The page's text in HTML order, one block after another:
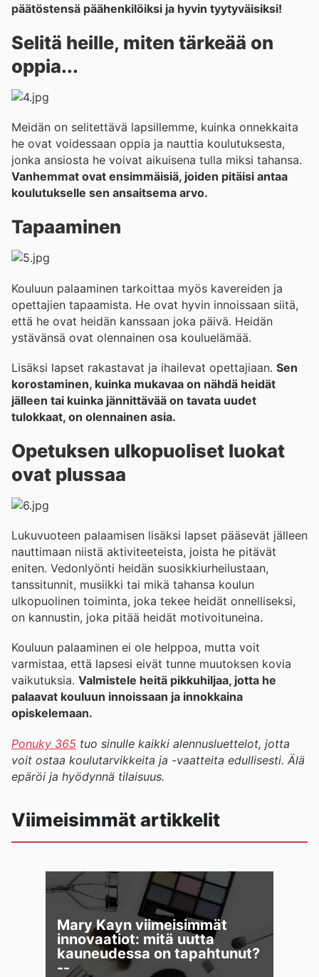
päätöstensä päähenkilöiksi ja hyvin tyytyväisiksi!
Selitä heille, miten tärkeää on
oppia...
Meidän on selitettävä lapsillemme, kuinka onnekkaita
he ovat voidessaan oppia ja nauttia koulutuksesta,
jonka ansiosta he voivat aikuisena tulla miksi tahansa.
Vanhemmat ovat ensimmäisiä, joiden pitäisi antaa
koulutukselle sen ansaitsema arvo.
Tapaaminen
Kouluun palaaminen tarkoittaa myös kavereiden ja
opettajien tapaamista. He ovat hyvin innoissaan siitä,
että he ovat heidän kanssaan joka päivä. Heidän
ystävänsä ovat olennainen osa kouluelämää.
Lisäksi lapset rakastavat ja ihailevat opettajiaan. Sen
korostaminen, kuinka mukavaa on nähdä heidät
jälleen tai kuinka jännittävää on tavata uudet
tulokkaat, on olennainen asia.
Opetuksen ulkopuoliset luokat
ovat plussaa
Lukuvuoteen palaamisen lisäksi lapset pääsevät jälleen
nauttimaan niistä aktiviteeteista, joista he pitävät
eniten. Vedonlyönti heidän suosikkiurheilustaan,
tanssitunnit, musiikki tai mikä tahansa koulun
ulkopuolinen toiminta, joka tekee heidät onnelliseksi,
on kannustin, joka pitää heidät motivoituneina.
Kouluun palaaminen ei ole helppoa, mutta voit
varmistaa, että lapsesi eivät tunne muutoksen kovia
vaikutuksia. Valmistele heitä pikkuhiljaa, jotta he
palaavat kouluun innoissaan ja innokkaina
opiskelemaan.
Ponuky 365 tuo sinulle kaikki alennusluettelot, jotta
voit ostaa koulutarvikkeita ja -vaatteita edullisesti. Älä
epäröi ja hyödynnä tilaisuus.
Viimeisimmät artikkelit
Mary Kayn viimeisimmät
innovaatiot: mitä uutta
kauneudessa on tapahtunut?
--